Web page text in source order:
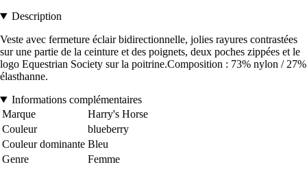
Description
Veste avec fermeture éclair bidirectionnelle, jolies rayures contrastées
sur une partie de la ceinture et des poignets, deux poches zippées et le
logo Equestrian Society sur la poitrine.Composition : 73% nylon / 27%
élasthanne.
Informations complémentaires
Marque
Harry's Horse
Couleur
blueberry
Couleur dominante Bleu
Genre
Femme